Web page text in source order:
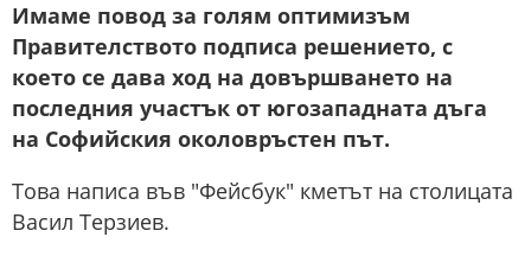
Имаме повод за голям оптимизъм
Правителството подписа решението, с
което се дава ход на довършването на
последния участък от югозападната дъга
на Софийския околовръстен път.
Това написа във "Фейсбук" кметът на столицата
Васил Терзиев.